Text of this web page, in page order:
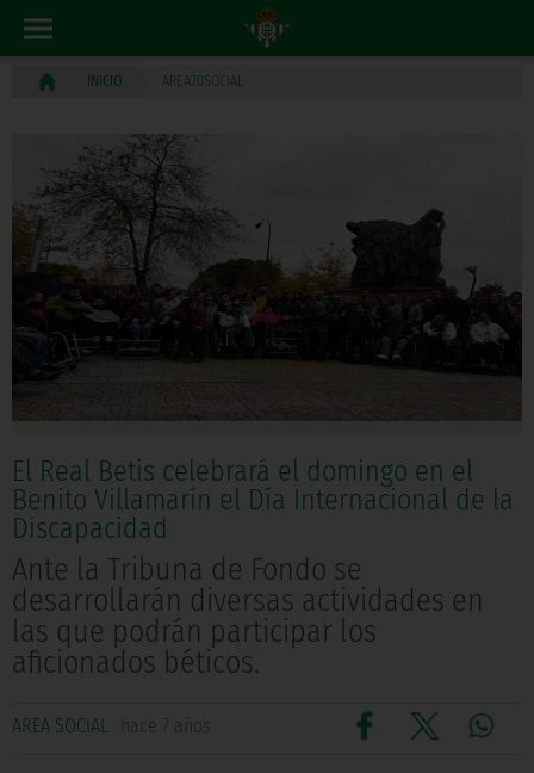
INICIO AREA20SOCIAL
El Real Betis celebrará el domingo en el
Benito Villamarín el Día Internacional de la
Discapacidad
Ante la Tribuna de Fondo se
desarrollarán diversas actividades en
las que podrán participar los
aficionados béticos.
AREA SOCIAL hace 7 años